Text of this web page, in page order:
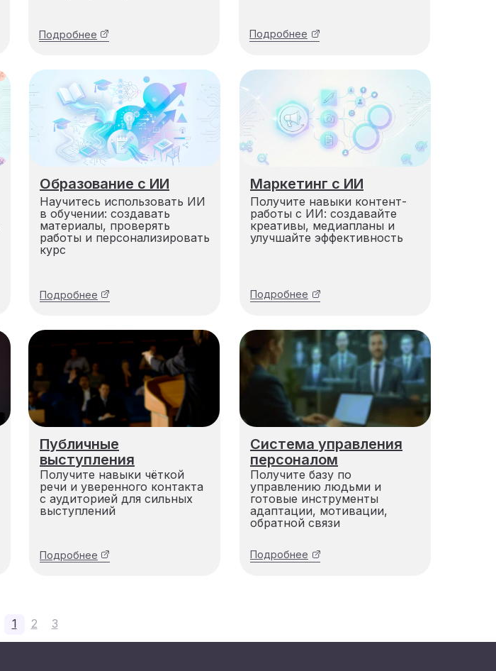
Подробнее Подробнее
Образование с ИИ
Научитесь использовать ИИ
в обучении: создавать
материалы, проверять
работы и персонализировать
курс
Подробнее
Маркетинг с ИИ
Получите навыки контент-
работы с ИИ: создавайте
креативы, медиапланы и
улучшайте эффективность
Подробнее
Публичные
выступления
Получите навыки чёткой
речи и уверенного контакта
с аудиторией для сильных
выступлений
Подробнее
Система управления
персоналом
Получите базу по
управлению людьми и
готовые инструменты
адаптации, мотивации,
обратной связи
Подробнее
1 2 3